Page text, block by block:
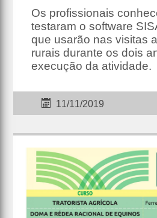
Os profissionais
testaram o software
que usarão nas visitas
rurais durante os dois
execução da atividade.
11/11/2019